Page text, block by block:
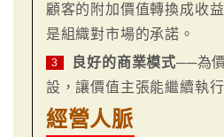
顧客的附加價值轉換成收
是組織對市場的承諾。
3 良好的商業模式──為
設，讓價值主張能繼續執行
經營人脈